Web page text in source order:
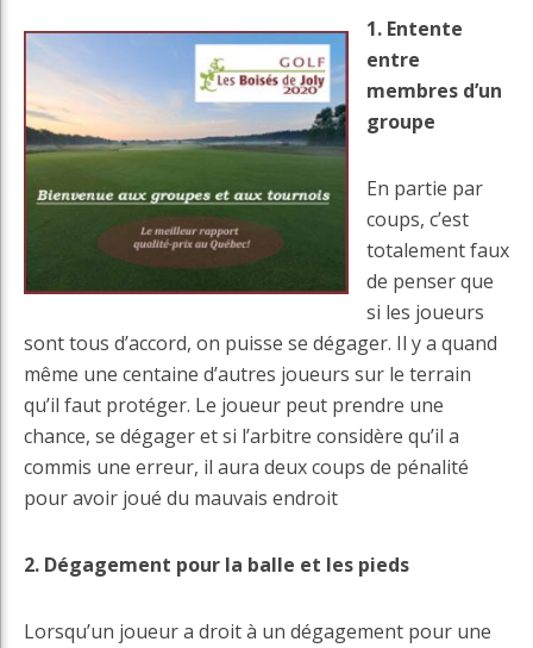
1. Entente
entre
membres d’un
groupe
En partie par
coups, c’est
totalement faux
de penser que
si les joueurs
sont tous d’accord, on puisse se dégager. Il y a quand
même une centaine d’autres joueurs sur le terrain
qu’il faut protéger. Le joueur peut prendre une
chance, se dégager et si l’arbitre considère qu’il a
commis une erreur, il aura deux coups de pénalité
pour avoir joué du mauvais endroit
2. Dégagement pour la balle et les pieds
Lorsqu’un joueur a droit à un dégagement pour une